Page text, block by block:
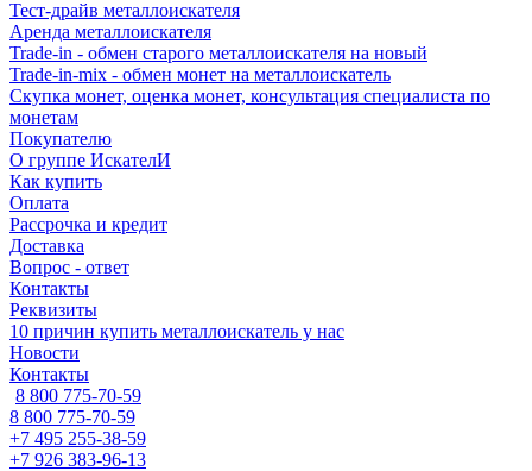
Тест-драйв металлоискателя
Аренда металлоискателя
Trade-in - обмен старого металлоискателя на новый
Trade-in-mix - обмен монет на металлоискатель
Скупка монет, оценка монет, консультация специалиста по
монетам
Покупателю
О группе ИскателИ
Как купить
Оплата
Рассрочка и кредит
Доставка
Вопрос - ответ
Контакты
Реквизиты
10 причин купить металлоискатель у нас
Новости
Контакты
8 800 775-70-59
8 800 775-70-59
+7 495 255-38-59
+7 926 383-96-13